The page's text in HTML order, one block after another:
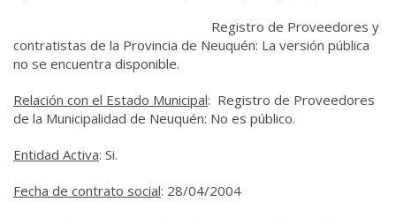
Registro de Proveedores y
contratistas de la Provincia de Neuquén: La versión pública
no se encuentra disponible.
Relación con el Estado Municipal: Registro de Proveedores
de la Municipalidad de Neuquén: No es público.
Entidad Activa: Si.
Fecha de contrato social: 28/04/2004